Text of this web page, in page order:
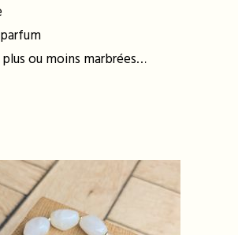
ou moins marbrées…